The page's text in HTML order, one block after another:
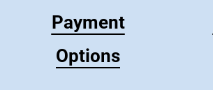
Payment
Options